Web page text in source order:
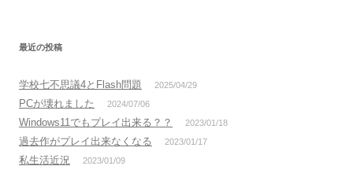
最近の投稿
学校七不思議4とFlash問題 2025/04/29
PCが壊れました 2024/07/06
Windows11でもプレイ出来る？？ 2023/01/18
過去作がプレイ出来なくなる 2023/01/17
私生活近況 2023/01/09